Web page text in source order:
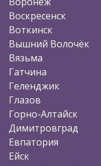
Воскресенск
Воткинск
Вышний Волочёк
Вязьма
Гатчина
Геленджик
Глазов
Горно-Алтайск
Димитровград
Евпатория
Ейск